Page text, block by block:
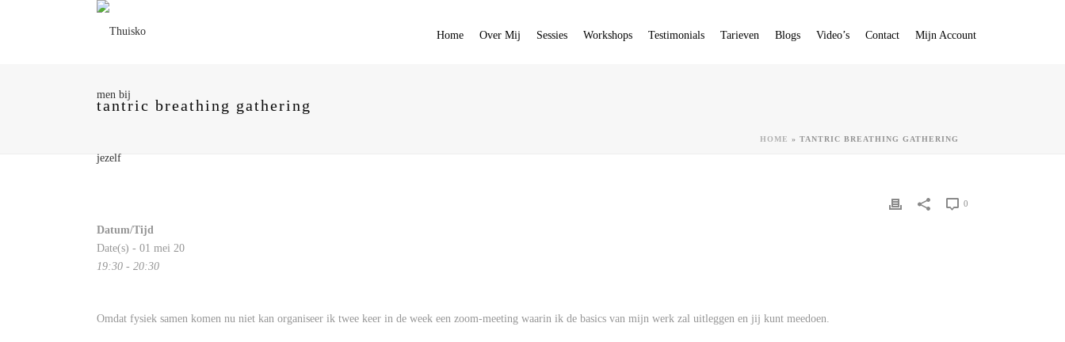
Home Over Mij Sessies Workshops Testimonials Tarieven Blogs Video’s Contact Mijn Account
tantric breathing gathering
HOME » TANTRIC BREATHING GATHERING
0
Datum/Tijd
Date(s) - 01 mei 20
19:30 - 20:30
Omdat fysiek samen komen nu niet kan organiseer ik twee keer in de week een zoom-meeting waarin ik de basics van mijn werk zal uitleggen en jij kunt meedoen.